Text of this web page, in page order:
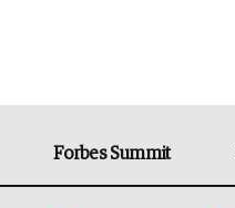
Forbes Summit